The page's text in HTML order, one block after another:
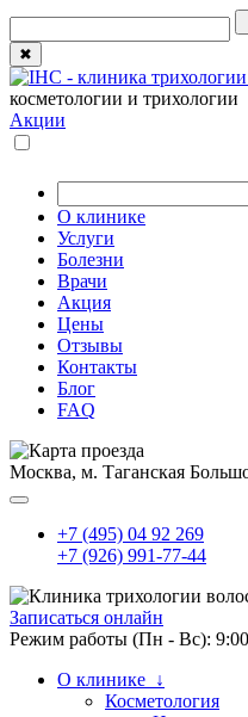
✖
косметологии и трихологии
Акции
О клинике
Услуги
Болезни
Врачи
Акция
Цены
Отзывы
Контакты
Блог
FAQ
Москва, м. Таганская
+7 (495) 04 92 269
+7 (926) 991-77-44
Записаться онлайн
Режим работы (Пн - Вс):
О клинике ↓
Косметология